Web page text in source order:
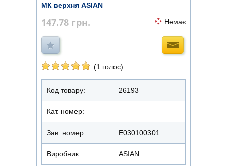
МК верхня ASIAN
147.78 грн. Немає
(1 голос)
Код товару: 26193
Кат. номер:
Зав. номер: E030100301
Виробник ASIAN